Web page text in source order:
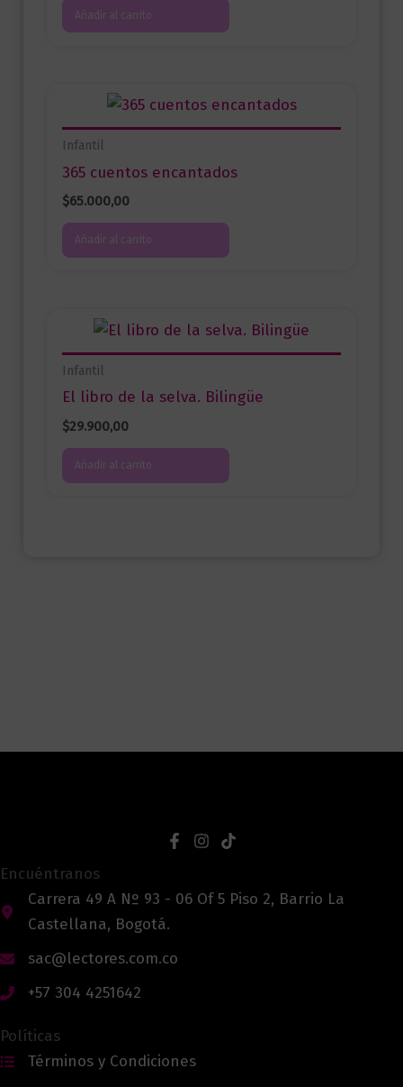
Añadir al carrito
Infantil
365 cuentos encantados
$65.000,00
Añadir al carrito
Infantil
El libro de la selva. Bilingüe
$29.900,00
Añadir al carrito
Encuéntranos
Carrera 49 A Nº 93 - 06 Of 5 Piso 2, Barrio La
Castellana, Bogotá.
sac@lectores.com.co
+57 304 4251642
Políticas
Términos y Condiciones